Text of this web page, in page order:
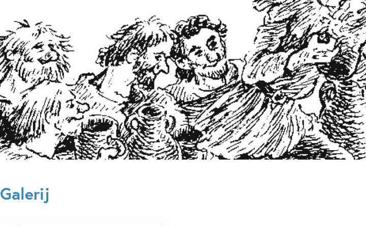
Kenmerken van dit boek
12+ jaar 9 – 12 jaar Actie & avontuur
Dieren & natuur
Familie & gezin
Fantasie Fantasie & magie
Klassiekers
Vriendschap
Astrid Lindgren
Galerij